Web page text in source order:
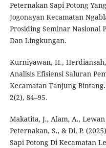
Peternakan Sapi Potong
Jogonayan Kecamatan
Prosiding Seminar Nasional
Dan Lingkungan.
Kurniyawan, H.,
Analisis Efisiensi Saluran
Kecamatan Tanjung
2(2), 84–95.
Makatita, J., Alam, A.,
Peternakan, S., & Di, P.
Sapi Potong Di Kecamatan